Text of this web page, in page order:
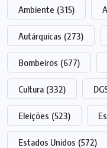
Ambiente (315)
Autárquicas (273)
Bombeiros (677)
Cultura (332)
Eleições (523)
Estados Unidos (572)